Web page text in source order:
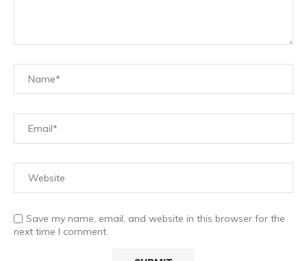
Save my name, email, and website in this browser for the
next time I comment.